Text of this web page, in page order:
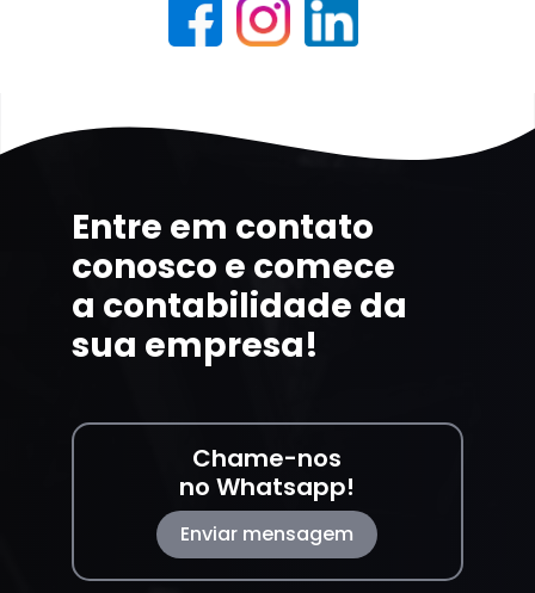
Entre em contato
conosco e comece
a contabilidade da
sua empresa!
Chame-nos
no Whatsapp!
Enviar mensagem